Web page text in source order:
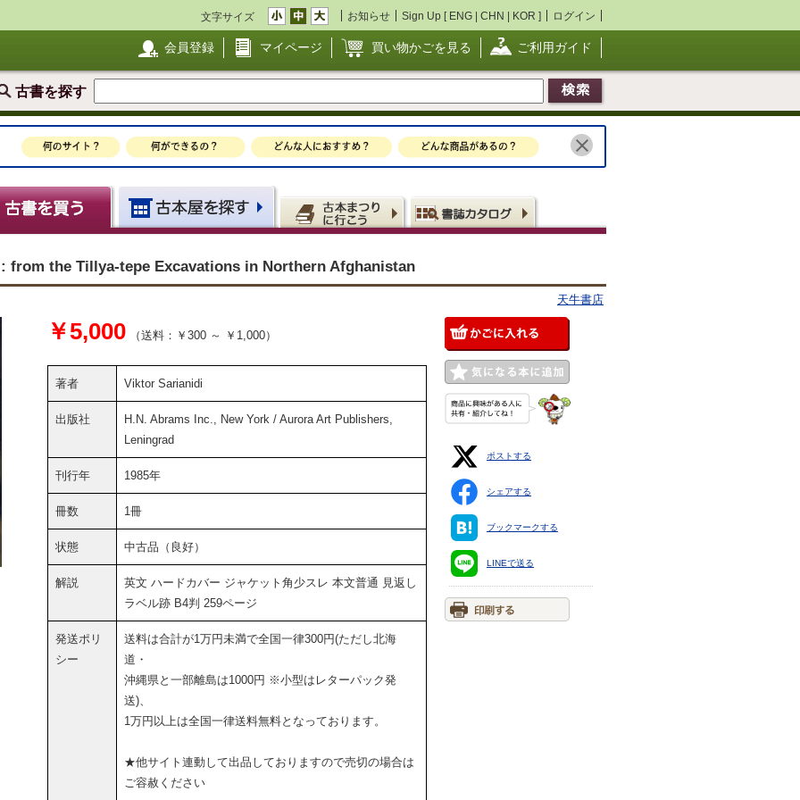
文字サイズ お知らせ Sign Up [ ENG | CHN | KOR ] ログイン
会員登録 マイページ 買い物かごを見る ご利用ガイド
古書を探す
from the Tillya-tepe Excavations in Northern Afghanistan
天牛書店
￥5,000 （送料：￥300 ～ ￥1,000）
著者 Viktor Sarianidi
出版社
H.N. Abrams Inc., New York / Aurora Art Publishers,
Leningrad
刊行年 1985年
冊数 1冊
状態 中古品（良好）
解説
英文 ハードカバー ジャケット角少スレ 本文普通 見返し
ラベル跡 B4判 259ページ
発送ポリ
シー
送料は合計が1万円未満で全国一律300円(ただし北海
道・
沖縄県と一部離島は1000円 ※小型はレターパック発
送)、
1万円以上は全国一律送料無料となっております。
★他サイト連動して出品しておりますので売切の場合は
ご容赦ください
ポストする
シェアする
ブックマークする
LINEで送る